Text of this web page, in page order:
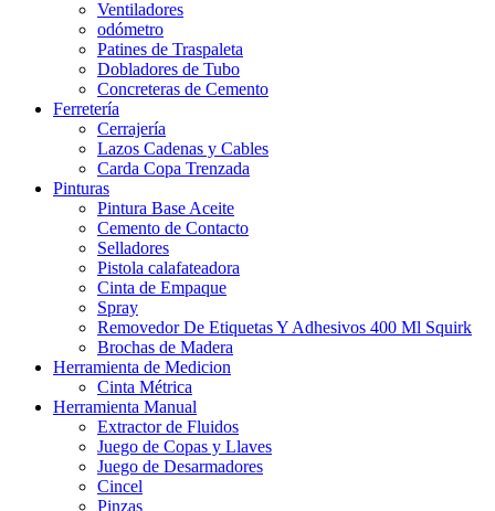
Ventiladores
odómetro
Patines de Traspaleta
Dobladores de Tubo
Concreteras de Cemento
Ferretería
Cerrajería
Lazos Cadenas y Cables
Carda Copa Trenzada
Pinturas
Pintura Base Aceite
Cemento de Contacto
Selladores
Pistola calafateadora
Cinta de Empaque
Spray
Removedor De Etiquetas Y Adhesivos 400 Ml Squirk
Brochas de Madera
Herramienta de Medicion
Cinta Métrica
Herramienta Manual
Extractor de Fluidos
Juego de Copas y Llaves
Juego de Desarmadores
Cincel
Pinzas